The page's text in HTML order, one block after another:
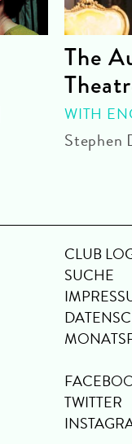
The
WITH
Stephen
CLUB
SUCHE
TWITTER